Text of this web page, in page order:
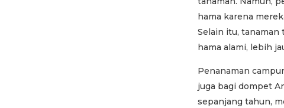
hama karena
Selain itu,
hama alami, lebih
Penanaman
juga bagi dompet
sepanjang tahun,